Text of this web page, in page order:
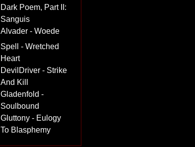
Dark Poem, Part II:
Sanguis
Alvader - Woede
Spell - Wretched
Heart
DevilDriver - Strike
And Kill
Gladenfold -
Soulbound
Gluttony - Eulogy
To Blasphemy